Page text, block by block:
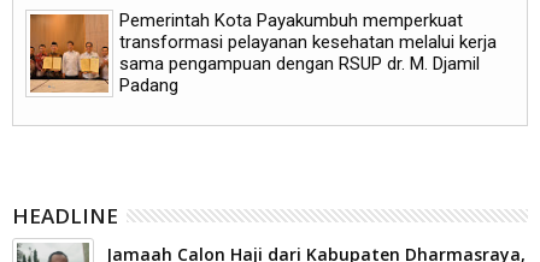
Pemerintah Kota Payakumbuh memperkuat
transformasi pelayanan kesehatan melalui kerja
sama pengampuan dengan RSUP dr. M. Djamil
Padang
HEADLINE
Jamaah Calon Haji dari Kabupaten Dharmasraya,